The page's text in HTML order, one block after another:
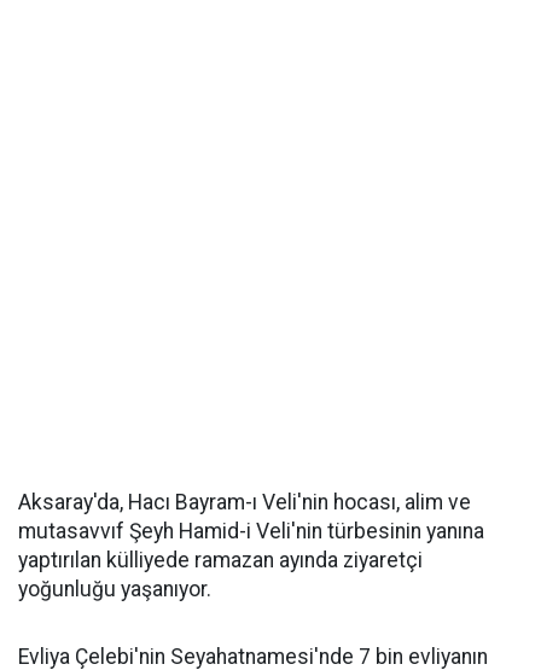
Aksaray'da, Hacı Bayram-ı Veli'nin hocası, alim ve
mutasavvıf Şeyh Hamid-i Veli'nin türbesinin yanına
yaptırılan külliyede ramazan ayında ziyaretçi
yoğunluğu yaşanıyor.
Evliya Çelebi'nin Seyahatnamesi'nde 7 bin evliyanın